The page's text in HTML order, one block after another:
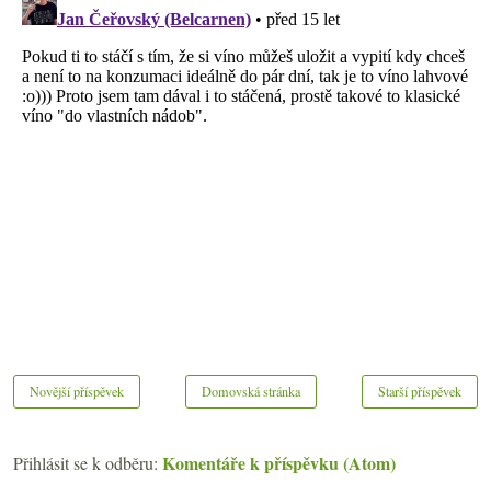
Novější příspěvek Starší příspěvek
Domovská stránka
Přihlásit se k odběru: Komentáře k příspěvku (Atom)